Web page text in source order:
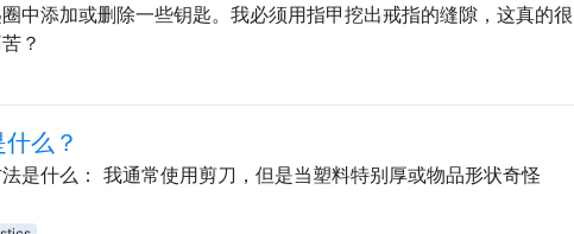
中添加或删除一些钥匙。我必须用指甲挖出戒指的缝隙，这真的很
？
么？
是什么： 我通常使用剪刀，但是当塑料特别厚或物品形状奇怪